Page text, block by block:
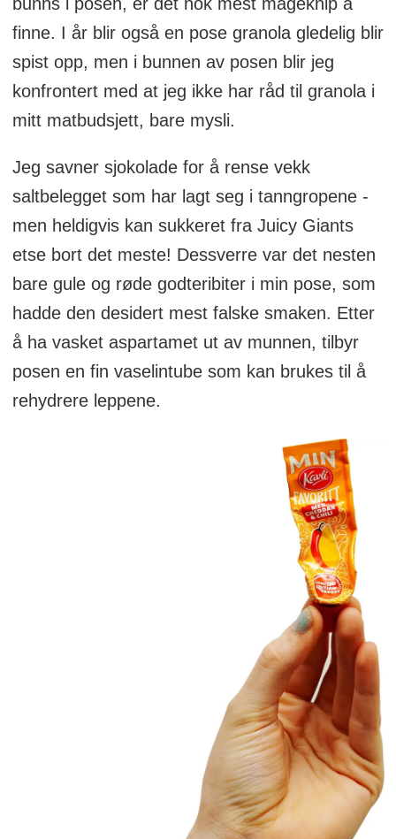
finne. I år blir også en pose granola gledelig blir
spist opp, men i bunnen av posen blir jeg
konfrontert med at jeg ikke har råd til granola i
mitt matbudsjett, bare mysli.
Jeg savner sjokolade for å rense vekk
saltbelegget som har lagt seg i tanngropene -
men heldigvis kan sukkeret fra Juicy Giants
etse bort det meste! Dessverre var det nesten
bare gule og røde godteribiter i min pose, som
hadde den desidert mest falske smaken. Etter
å ha vasket aspartamet ut av munnen, tilbyr
posen en fin vaselintube som kan brukes til å
rehydrere leppene.